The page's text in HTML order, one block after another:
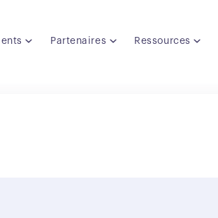
Partenaires Ressources